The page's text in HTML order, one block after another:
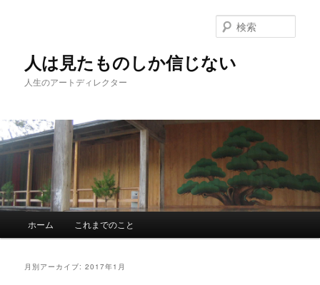
人は見たものしか信じない
人生のアートディレクター
索
メインコンテンツへ移動
サブコンテンツへ移動
ホーム これまでのこと
月別アーカイブ:2017年1月